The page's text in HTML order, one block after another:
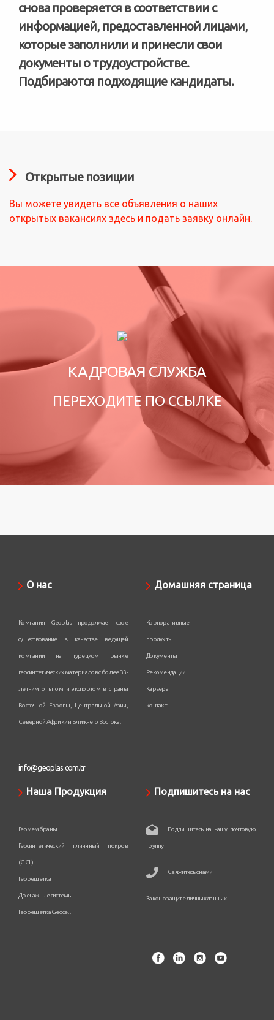
снова проверяется в соответствии с
информацией, предоставленной лицами,
которые заполнили и принесли свои
документы о трудоустройстве.
Подбираются подходящие кандидаты.
Открытые позиции
Вы можете увидеть все объявления о наших
открытых вакансиях здесь и подать заявку онлайн.
КАДРОВАЯ СЛУЖБА
ПЕРЕХОДИТЕ ПО ССЫЛКЕ
О нас
Компания Geoplas продолжает свое
существование в качестве ведущей
компании на турецком рынке
геосинтетических материалов с более 33-
летним опытом и экспортом в страны
Восточной Европы, Центральной Азии,
Северной Африки и Ближнего Востока.
info@geoplas.com.tr
Домашняя страница
Корпоративные
продукты
Документы
Рекомендации
Карьера
контакт
Наша Продукция
Геомембраны
Геосинтетический глиняный покров
(GCL)
Георешетка
Дренажные системы
Георешетка Geocell
Подпишитесь на нас
Подпишитесь на нашу почтовую
группу
Свяжитесь с нами
Закон о защите личных данных.